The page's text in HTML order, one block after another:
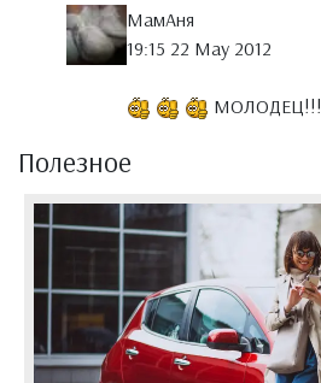
МамАня
19:15 22 May 2012
МОЛОДЕЦ!!!
Полезное